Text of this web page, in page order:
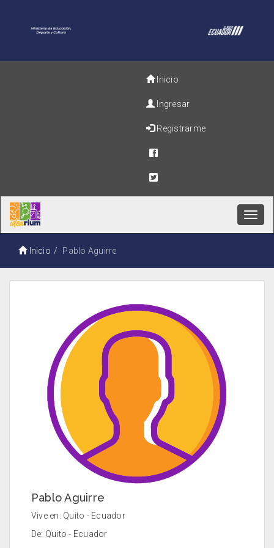
Inicio
Ingresar
Registrarme
Inicio Pablo Aguirre
Pablo Aguirre
Vive en: Quito - Ecuador
De: Quito - Ecuador